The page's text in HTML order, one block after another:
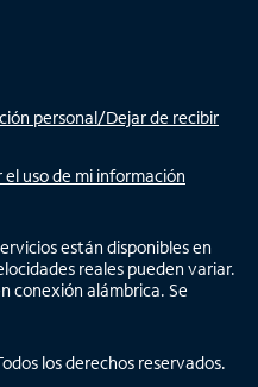
personal/Dejar de recibir
uso de mi información
están disponibles en
reales pueden variar.
conexión alámbrica. Se
los derechos reservados.